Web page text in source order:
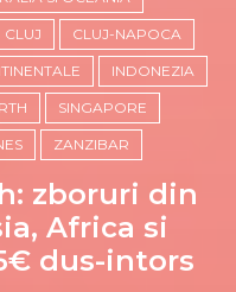
CLUJ CLUJ-NAPOCA
INDONEZIA
SINGAPORE
ZANZIBAR
zboruri din
Africa si
dus-intors